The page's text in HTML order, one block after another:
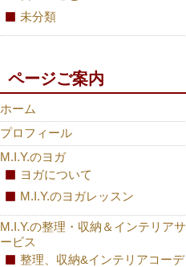
未分類
ページご案内
ホーム
プロフィール
M.I.Y.のヨガ
ヨガについて
M.I.Y.のヨガレッスン
M.I.Y.の整理・収納＆インテリアサ
ービス
整理、収納&インテリアコーデ